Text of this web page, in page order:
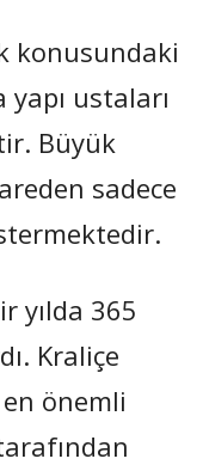
konusundaki
ustaları
Büyük
sadece
yılda 365
Kraliçe
önemli